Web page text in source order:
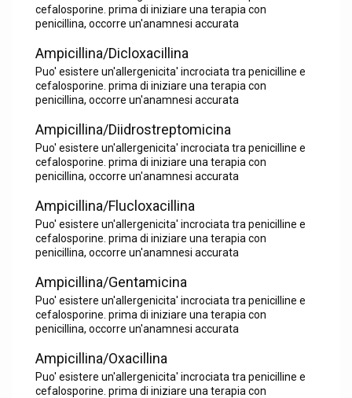
cefalosporine. prima di iniziare una terapia con
penicillina, occorre un'anamnesi accurata
Ampicillina/Dicloxacillina
Puo' esistere un'allergenicita' incrociata tra penicilline e
cefalosporine. prima di iniziare una terapia con
penicillina, occorre un'anamnesi accurata
Ampicillina/Diidrostreptomicina
Puo' esistere un'allergenicita' incrociata tra penicilline e
cefalosporine. prima di iniziare una terapia con
penicillina, occorre un'anamnesi accurata
Ampicillina/Flucloxacillina
Puo' esistere un'allergenicita' incrociata tra penicilline e
cefalosporine. prima di iniziare una terapia con
penicillina, occorre un'anamnesi accurata
Ampicillina/Gentamicina
Puo' esistere un'allergenicita' incrociata tra penicilline e
cefalosporine. prima di iniziare una terapia con
penicillina, occorre un'anamnesi accurata
Ampicillina/Oxacillina
Puo' esistere un'allergenicita' incrociata tra penicilline e
cefalosporine. prima di iniziare una terapia con